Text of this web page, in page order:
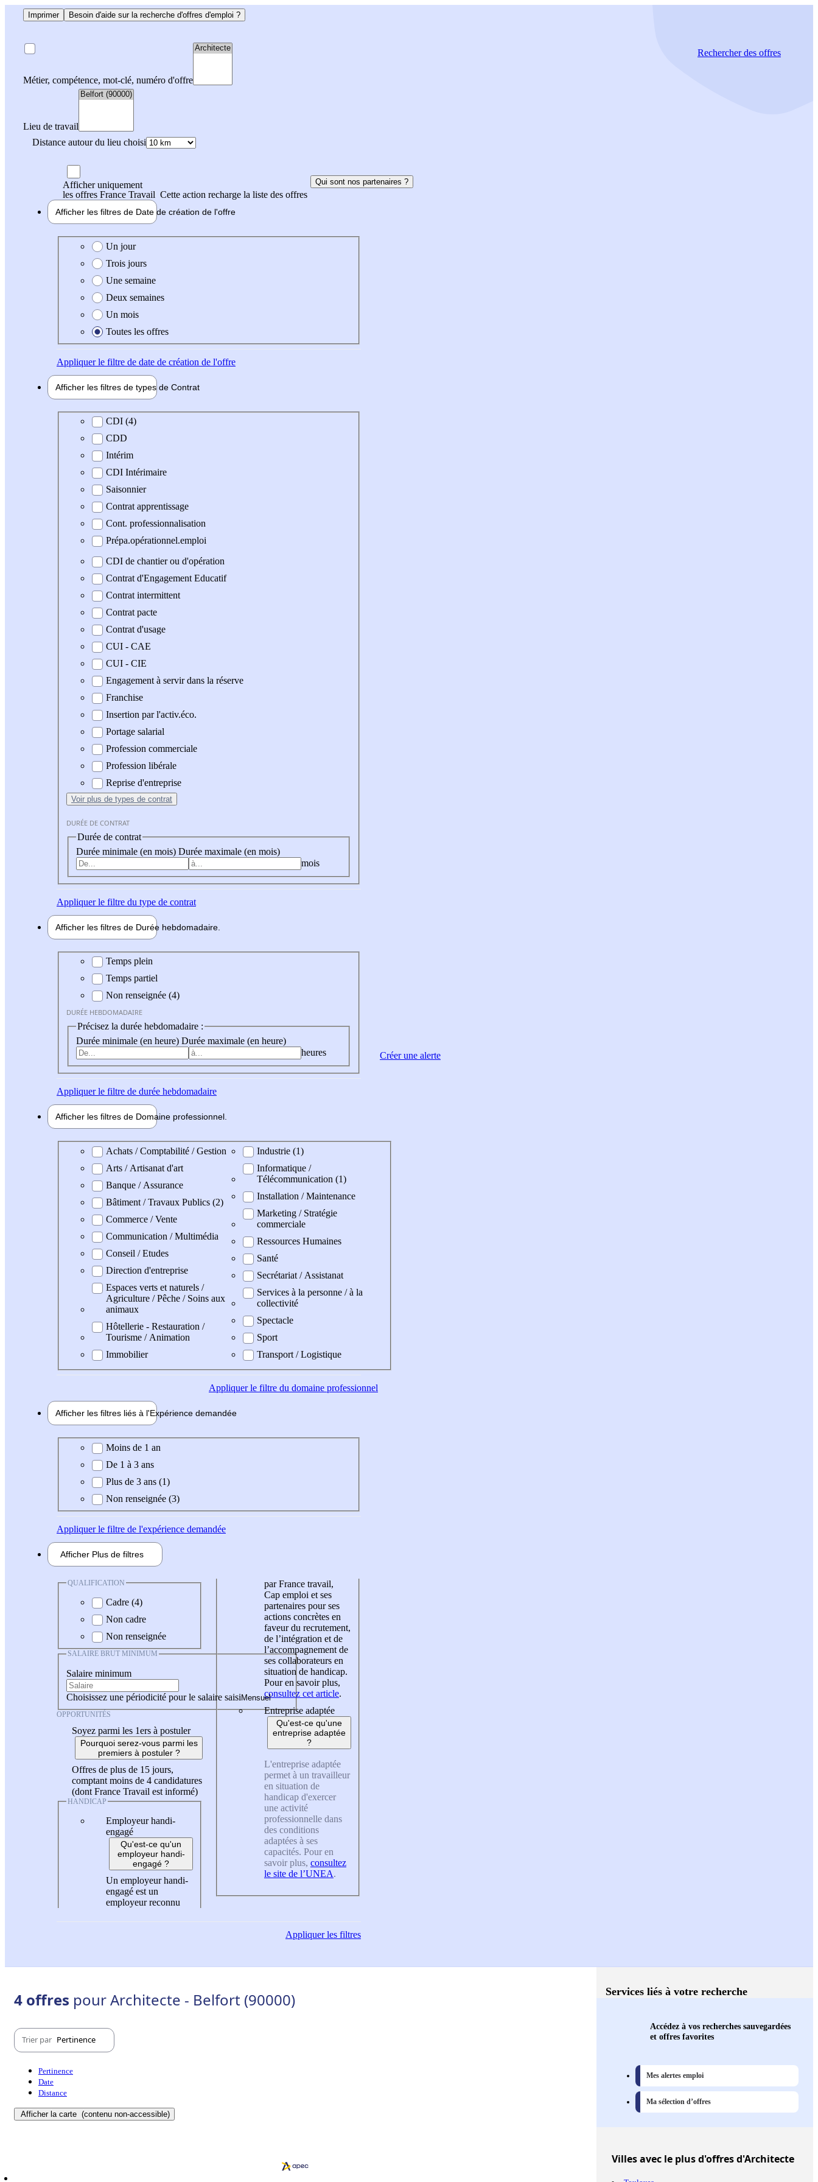
Imprimer Besoin d'aide sur la recherche d'offres d'emploi ?
Métier, compétence, mot-clé, numéro d'offre
Lieu de travail
Distance autour du lieu choisi
Rechercherdes offres
Afficher uniquement
les offres France Travail Cette action recharge la liste des offres
Qui sont nos partenaires ?
Afficher les filtres de Date de création de l'offre
Date de création de l'offre
Un jour
Trois jours
Une semaine
Deux semaines
Un mois
Toutes les offres
Appliquerle filtre de date de création de l'offre
Afficher les filtres de types de Contrat
Type de contrat
CDI (4)
CDD
Intérim
CDI Intérimaire
Saisonnier
Contrat apprentissage
Cont. professionnalisation
Prépa.opérationnel.emploi
CDI de chantier ou d'opération
Contrat d'Engagement Educatif
Contrat intermittent
Contrat pacte
Contrat d'usage
CUI - CAE
CUI - CIE
Engagement à servir dans la réserve
Franchise
Insertion par l'activ.éco.
Portage salarial
Profession commerciale
Profession libérale
Reprise d'entreprise
Voir plus de types de contrat
DURÉE DE CONTRAT
Durée de contrat
Durée minimale (en mois) Durée maximale (en mois)
mois
Appliquerle filtre du type de contrat
Afficher les filtres de Durée hebdomadaire
Durée hebdomadaire
Temps plein
Temps partiel
Non renseignée (4)
DURÉE HEBDOMADAIRE
Précisez la durée hebdomadaire :
Durée minimale (en heure) Durée maximale (en heure)
heures
Appliquerle filtre de durée hebdomadaire
Afficher les filtres de Domaine professionnel
Domaine professionel
Achats / Comptabilité / Gestion
Arts / Artisanat d'art
Banque / Assurance
Bâtiment / Travaux Publics (2)
Commerce / Vente
Communication / Multimédia
Conseil / Etudes
Direction d'entreprise
Espaces verts et naturels /
Agriculture / Pêche / Soins aux
animaux
Hôtellerie - Restauration /
Tourisme / Animation
Immobilier
Industrie (1)
Informatique /
Télécommunication (1)
Installation / Maintenance
Marketing / Stratégie
commerciale
Ressources Humaines
Santé
Secrétariat / Assistanat
Services à la personne / à la
collectivité
Spectacle
Sport
Transport / Logistique
Appliquerle filtre du domaine professionnel
Afficher les filtres liés à l'Expérience demandée
Expérience demandée
Moins de 1 an
De 1 à 3 ans
Plus de 3 ans (1)
Non renseignée (3)
Appliquerle filtre de l'expérience demandée
Afficher Plus de filtres
QUALIFICATION
Cadre (4)
Non cadre
Non renseignée
SALAIRE BRUT MINIMUM
Salaire minimum
Choisissez une périodicité pour le salaire saisi
OPPORTUNITÉS
Soyez parmi les 1ers à postuler
Pourquoi serez-vous parmi les
premiers à postuler ?
Offres de plus de 15 jours,
comptant moins de 4 candidatures
(dont France Travail est informé)
HANDICAP
Employeur handi-
engagé
Qu'est-ce qu'un
employeur handi-
engagé ?
Un employeur handi-
engagé est un
employeur reconnu
par France travail,
Cap emploi et ses
partenaires pour ses
actions concrètes en
faveur du recrutement,
de l’intégration et de
l’accompagnement de
ses collaborateurs en
situation de handicap.
Pour en savoir plus,
consultez cet article.
Entreprise adaptée
Qu'est-ce qu'une
entreprise adaptée
?
L'entreprise adaptée
permet à un travailleur
en situation de
handicap d'exercer
une activité
professionnelle dans
des conditions
adaptées à ses
capacités. Pour en
savoir plus, consultez
le site de l’UNEA.
Appliquerles filtres
Créer une alerte
4 offres pour Architecte - Belfort (90000)
Trier par Pertinence
Pertinence
Date
Distance
Afficher la carte (contenu non-accessible)
Services liés à votre recherche
Accédez à vos recherches sauvegardées
et offres favorites
Mes alertes emploi
Ma sélection d’offres
Villesavec le plus d'offres d'Architecte